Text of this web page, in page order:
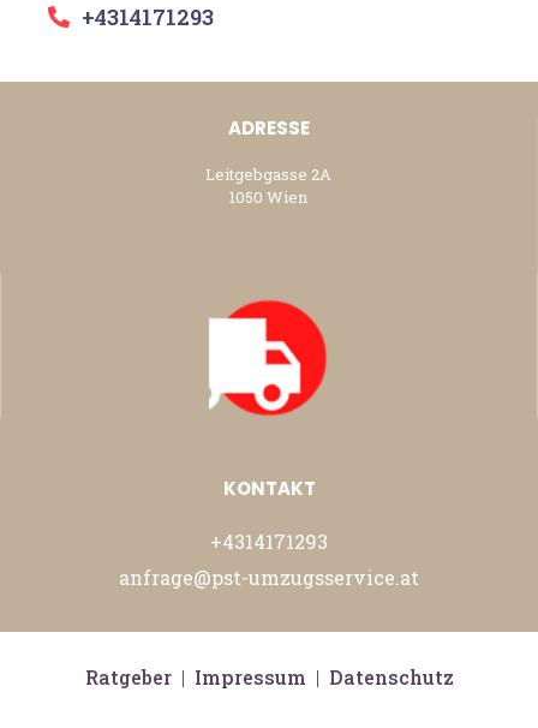
+4314171293
ADRESSE
Leitgebgasse 2A
1050 Wien
KONTAKT
+4314171293
anfrage@pst-umzugsservice.at
Ratgeber| Impressum | Datenschutz